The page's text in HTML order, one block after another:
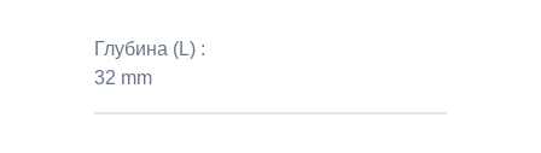
Глубина (L) :
32 mm